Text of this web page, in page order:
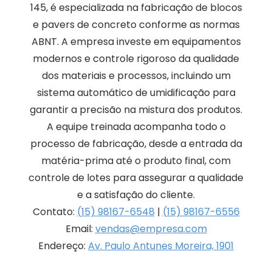
145, é especializada na fabricação de blocos
e pavers de concreto conforme as normas
ABNT. A empresa investe em equipamentos
modernos e controle rigoroso da qualidade
dos materiais e processos, incluindo um
sistema automático de umidificação para
garantir a precisão na mistura dos produtos.
A equipe treinada acompanha todo o
processo de fabricação, desde a entrada da
matéria-prima até o produto final, com
controle de lotes para assegurar a qualidade
e a satisfação do cliente.
Contato: (15) 98167-6548 | (15) 98167-6556
Email: vendas@empresa.com
Endereço: Av. Paulo Antunes Moreira, 1901